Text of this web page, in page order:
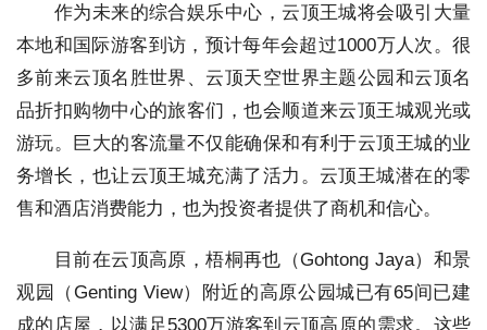
作为未来的综合娱乐中心，云顶王城将会吸引大量
本地和国际游客到访，预计每年会超过1000万人次。很
多前来云顶名胜世界、云顶天空世界主题公园和云顶名
品折扣购物中心的旅客们，也会顺道来云顶王城观光或
游玩。巨大的客流量不仅能确保和有利于云顶王城的业
务增长，也让云顶王城充满了活力。云顶王城潜在的零
售和酒店消费能力，也为投资者提供了商机和信心。
目前在云顶高原，梧桐再也（Gohtong Jaya）和景
观园（Genting View）附近的高原公园城已有65间已建
成的店屋，以满足5300万游客到云顶高原的需求。这些